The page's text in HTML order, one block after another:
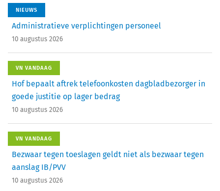
NIEUWS
Administratieve verplichtingen personeel
10 augustus 2026
VN VANDAAG
Hof bepaalt aftrek telefoonkosten dagbladbezorger in
goede justitie op lager bedrag
10 augustus 2026
VN VANDAAG
Bezwaar tegen toeslagen geldt niet als bezwaar tegen
aanslag IB/PVV
10 augustus 2026